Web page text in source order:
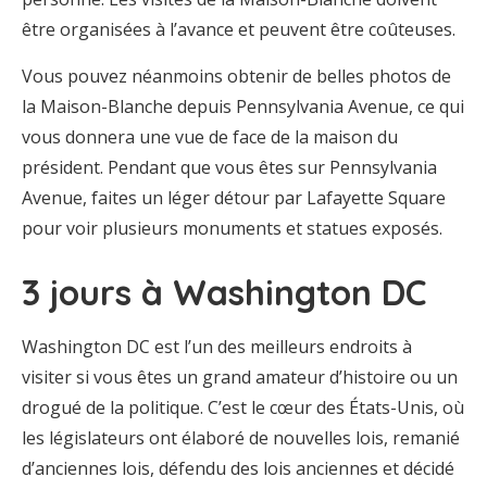
être organisées à l’avance et peuvent être coûteuses.
Vous pouvez néanmoins obtenir de belles photos de
la Maison-Blanche depuis Pennsylvania Avenue, ce qui
vous donnera une vue de face de la maison du
président. Pendant que vous êtes sur Pennsylvania
Avenue, faites un léger détour par Lafayette Square
pour voir plusieurs monuments et statues exposés.
3 jours à Washington DC
Washington DC est l’un des meilleurs endroits à
visiter si vous êtes un grand amateur d’histoire ou un
drogué de la politique. C’est le cœur des États-Unis, où
les législateurs ont élaboré de nouvelles lois, remanié
d’anciennes lois, défendu des lois anciennes et décidé